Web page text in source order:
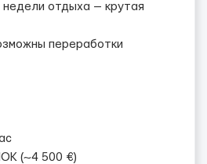
отдыха — крутая
переработки
(~4 500 €)